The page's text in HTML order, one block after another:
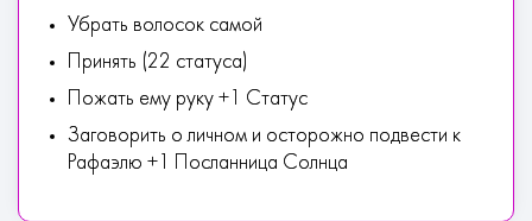
Убрать волосок самой
Принять (22 статуса)
Пожать ему руку +1 Статус
Заговорить о личном и осторожно подвести к
Рафаэлю +1 Посланница Солнца